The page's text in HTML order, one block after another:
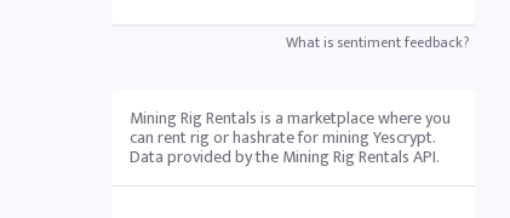
What is sentiment feedback?
Mining Rig Rentals is a marketplace where you
can rent rig or hashrate for mining Yescrypt.
Data provided by the Mining Rig Rentals API.